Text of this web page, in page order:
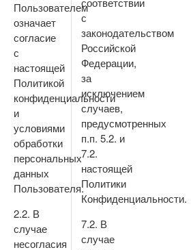
Пользователем
означает
согласие
с
настоящей
Политикой
конфиденциальности
и
условиями
обработки
персональных
данных
Пользователя.
2.2. В
случае
несогласия
с
законодательством
Российской
Федерации,
за
исключением
случаев,
предусмотренных
п.п. 5.2. и
7.2.
настоящей
Политики
Конфиденциальности.
7.2. В
случае